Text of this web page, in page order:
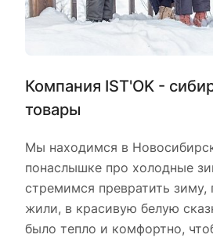
Компания IST'OK -
товары
Мы находимся в
понаслышке про холодные
стремимся превратить зиму,
жили, в красивую белую
было тепло и комфортно,